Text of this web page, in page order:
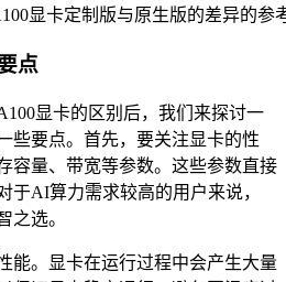
点
显卡的区别后，我们来探讨一
些要点。首先，要关注显卡的性
容量、带宽等参数。这些参数直接
于AI算力需求较高的用户来说，
之选。
能。显卡在运行过程中会产生大量